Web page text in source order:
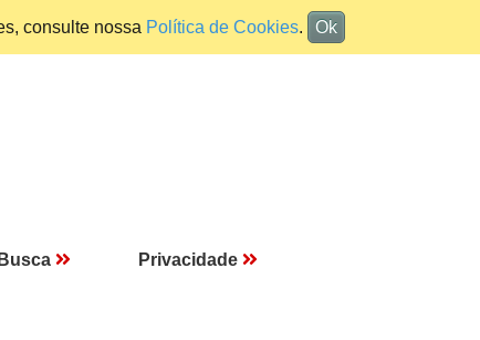
consulte nossa Política de Cookies. Ok
Busca Privacidade